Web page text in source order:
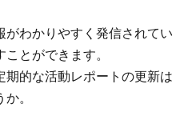
がわかりやすく発信されてい
とができます。
期的な活動レポートの更新は
。